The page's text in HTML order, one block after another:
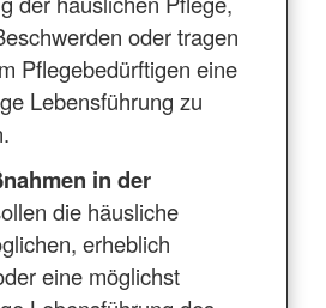
oder tragen
Pflegebedürftigen eine
Lebensführung zu
in der
die häusliche
erheblich
eine möglichst